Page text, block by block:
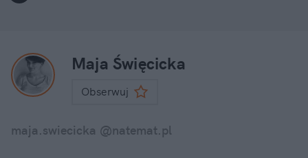
Maja Święcicka
Obserwuj
maja.swiecicka @natemat.pl